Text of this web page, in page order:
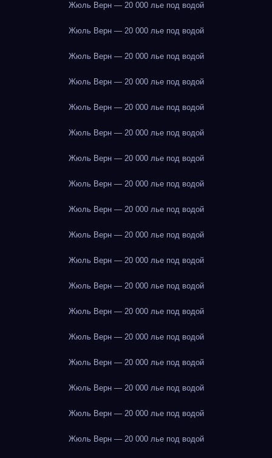
Жюль Верн — 20 000 лье под водой
Жюль Верн — 20 000 лье под водой
Жюль Верн — 20 000 лье под водой
Жюль Верн — 20 000 лье под водой
Жюль Верн — 20 000 лье под водой
Жюль Верн — 20 000 лье под водой
Жюль Верн — 20 000 лье под водой
Жюль Верн — 20 000 лье под водой
Жюль Верн — 20 000 лье под водой
Жюль Верн — 20 000 лье под водой
Жюль Верн — 20 000 лье под водой
Жюль Верн — 20 000 лье под водой
Жюль Верн — 20 000 лье под водой
Жюль Верн — 20 000 лье под водой
Жюль Верн — 20 000 лье под водой
Жюль Верн — 20 000 лье под водой
Жюль Верн — 20 000 лье под водой
Жюль Верн — 20 000 лье под водой